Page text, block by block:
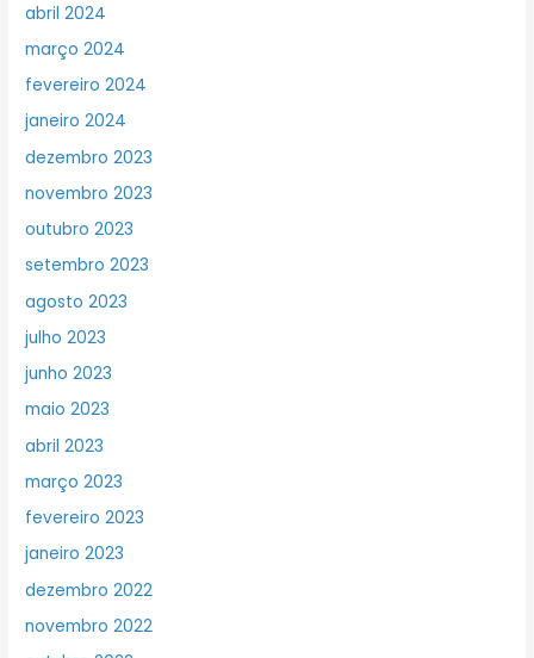
abril 2024
março 2024
fevereiro 2024
janeiro 2024
dezembro 2023
novembro 2023
outubro 2023
setembro 2023
agosto 2023
julho 2023
junho 2023
maio 2023
abril 2023
março 2023
fevereiro 2023
janeiro 2023
dezembro 2022
novembro 2022